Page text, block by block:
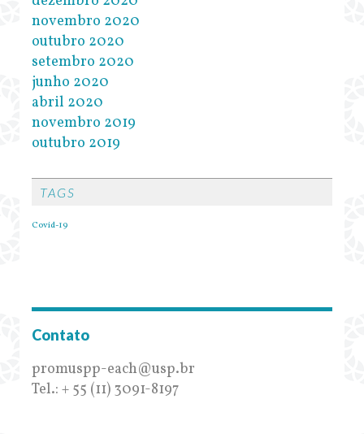
novembro 2020
outubro 2020
setembro 2020
junho 2020
abril 2020
novembro 2019
outubro 2019
TAGS
Covid-19
Contato
promuspp-each@usp.br
Tel.: + 55 (11) 3091-8197